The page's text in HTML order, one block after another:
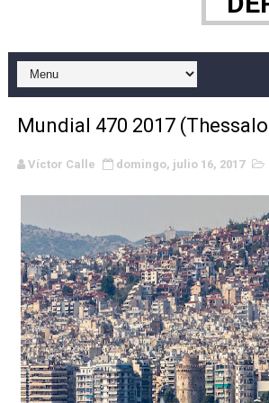
WWE NXT - Myles Borne y
Canadian Football League 2026 -
EFA y AFLE 2026 - Regular season
Campeonato de Europa de remo
Mundial de lacrosse femenino
Máxima celebración en el último
Mundial de esgrima 2026 (Hong
Raquel Rodriguez es la nueva
Mundial 470 2017
Víctor Calle domingo, julio 16, 2017